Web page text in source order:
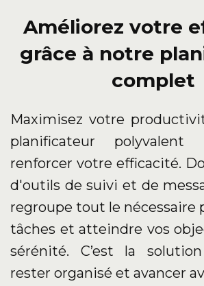
Améliorez votre
grâce à notre
complet
Maximisez votre
planificateur
renforcer votre efficacité.
d'outils de suivi et de
regroupe tout le nécessaire
tâches et atteindre vos
sérénité. C’est la
rester organisé et avancer